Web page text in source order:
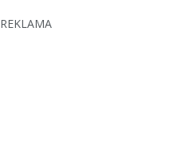
REKLAMA